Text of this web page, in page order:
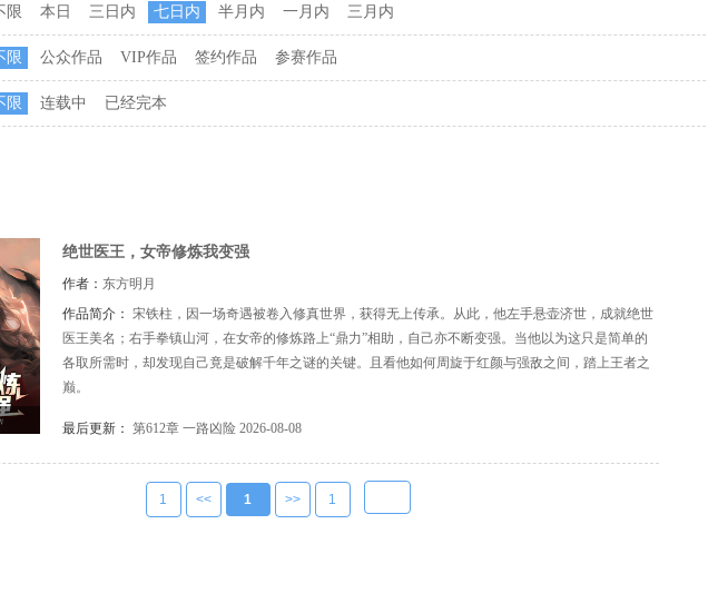
限 本日 三日内 七日内 半月内 一月内 三月内
限 公众作品 VIP作品 签约作品 参赛作品
限 连载中 已经完本
绝世医王，女帝修炼我变强
作者： 东方明月
作品简介： 宋铁柱，因一场奇遇被卷入修真世界，获得无上传承。从此，他左手悬壶济世，成就绝世
医王美名；右手拳镇山河，在女帝的修炼路上“鼎力”相助，自己亦不断变强。当他以为这只是简单的
各取所需时，却发现自己竟是破解千年之谜的关键。且看他如何周旋于红颜与强敌之间，踏上王者之
巅。
最后更新： 第612章 一路凶险 2026-08-08
1 << 1 >> 1